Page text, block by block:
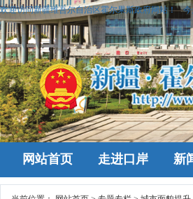
欢迎访问新疆维吾尔自治区霍尔果斯政府网站！
网站首页 走进口岸 新